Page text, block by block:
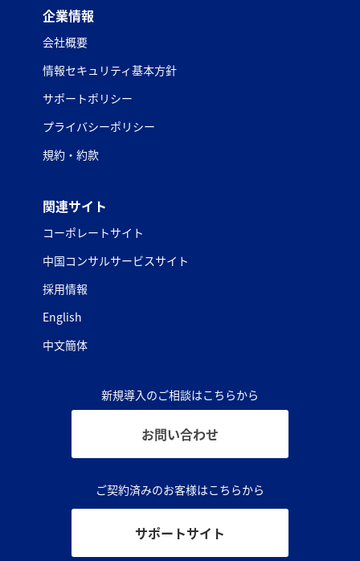
企業情報
会社概要
情報セキュリティ基本方針
サポートポリシー
プライバシーポリシー
規約・約款
関連サイト
コーポレートサイト
中国コンサルサービスサイト
採用情報
English
中文簡体
新規導入のご相談はこちらから
お問い合わせ
ご契約済みのお客様はこちらから
サポートサイト